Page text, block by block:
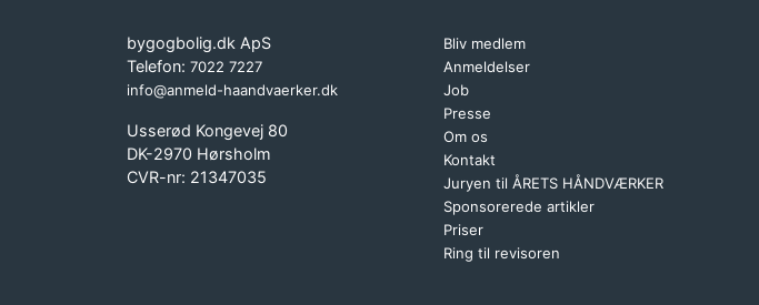
bygogbolig.dk ApS
Telefon: 7022 7227
info@anmeld-haandvaerker.dk
Usserød Kongevej 80
DK-2970 Hørsholm
CVR-nr: 21347035
Bliv medlem
Anmeldelser
Job
Presse
Om os
Kontakt
Juryen til ÅRETS HÅNDVÆRKER
Sponsorerede artikler
Priser
Ring til revisoren